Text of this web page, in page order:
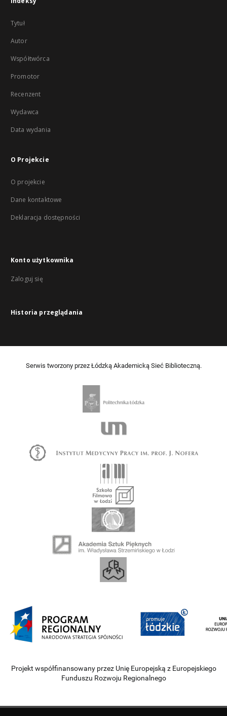
Tytuł
Autor
Współtwórca
Promotor
Recenzent
Wydawca
Data wydania
O Projekcie
O projekcie
Dane kontaktowe
Deklaracja dostępności
Konto użytkownika
Zaloguj się
Historia przeglądania
Serwis tworzony przez Łódzką Akademicką Sieć Biblioteczną.
Projekt współfinansowany przez Unię Europejską z Europejskiego
Funduszu Rozwoju Regionalnego